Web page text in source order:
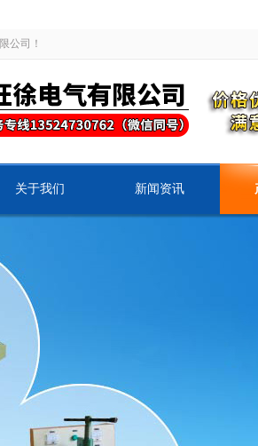
公司！
关于我们 新闻资讯